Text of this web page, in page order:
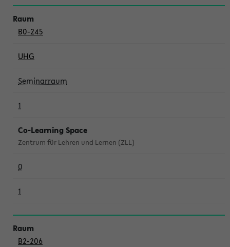
B0-245
UHG
Seminarraum
1
Co-Learning Space
Zentrum für Lehren und Lernen (ZLL)
0
1
B2-206